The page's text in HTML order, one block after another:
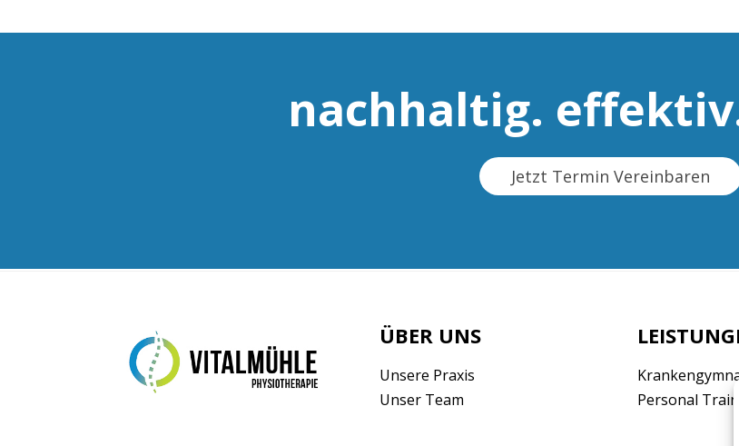
nachhaltig.
Jetzt Termin Vereinbaren
ÜBER UNS
Unsere Praxis
Unser Team
Personal